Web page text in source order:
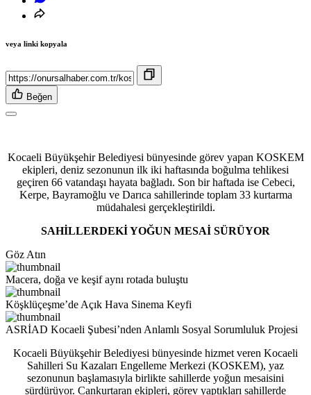
veya linki kopyala
Beğen
Kocaeli Büyükşehir Belediyesi bünyesinde görev yapan KOSKEM
ekipleri, deniz sezonunun ilk iki haftasında boğulma tehlikesi
geçiren 66 vatandaşı hayata bağladı. Son bir haftada ise Cebeci,
Kerpe, Bayramoğlu ve Darıca sahillerinde toplam 33 kurtarma
müdahalesi gerçekleştirildi.
SAHİLLERDEKİ YOĞUN MESAİ SÜRÜYOR
Göz Atın
Macera, doğa ve keşif aynı rotada buluştu
Köşklüçeşme’de Açık Hava Sinema Keyfi
ASRİAD Kocaeli Şubesi’nden Anlamlı Sosyal Sorumluluk Projesi
Kocaeli Büyükşehir Belediyesi bünyesinde hizmet veren Kocaeli
Sahilleri Su Kazaları Engelleme Merkezi (KOSKEM), yaz
sezonunun başlamasıyla birlikte sahillerde yoğun mesaisini
sürdürüyor. Cankurtaran ekipleri, görev yaptıkları sahillerde